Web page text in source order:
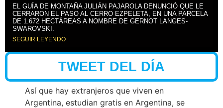
EL GUÍA DE MONTAÑA JULIÁN PAJAROLA DENUNCIÓ QUE LE
CERRARON EL PASO AL CERRO EZPELETA, EN UNA PARCELA
DE 1.672 HECTÁREAS A NOMBRE DE GERNOT LANGES-
SWAROVSKI.
SEGUIR LEYENDO
TWEET DEL DÍA
Así que hay extranjeros que viven en
Argentina, estudian gratis en Argentina, se